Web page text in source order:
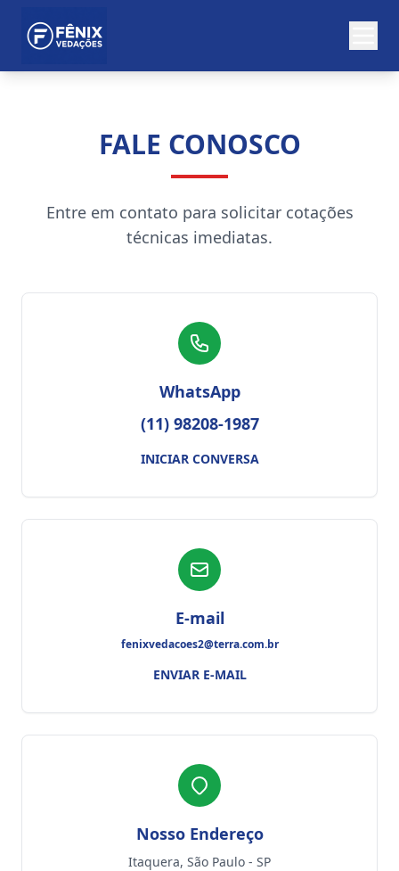
FALE CONOSCO
Entre em contato para solicitar cotações
técnicas imediatas.
WhatsApp
(11) 98208-1987
INICIAR CONVERSA
E-mail
fenixvedacoes2@terra.com.br
ENVIAR E-MAIL
Nosso Endereço
Itaquera, São Paulo - SP